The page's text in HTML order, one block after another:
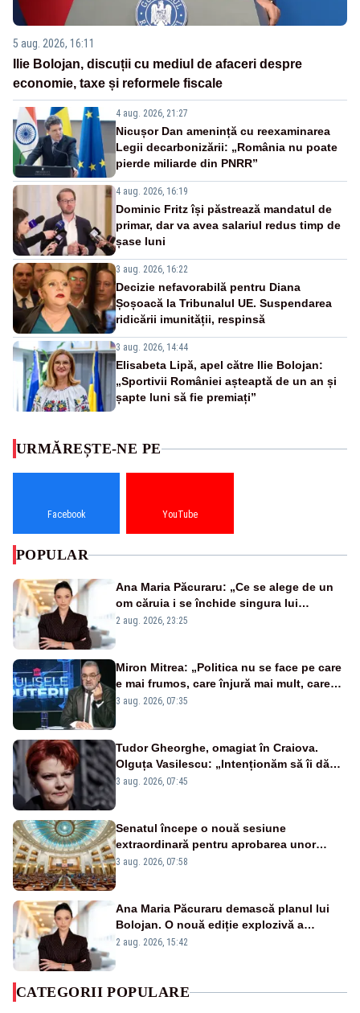
5 aug. 2026, 16:11
Ilie Bolojan, discuții cu mediul de afaceri despre
economie, taxe și reformele fiscale
4 aug. 2026, 21:27
Nicușor Dan amenință cu reexaminarea
Legii decarbonizării: „România nu poate
pierde miliarde din PNRR”
4 aug. 2026, 16:19
Dominic Fritz își păstrează mandatul de
primar, dar va avea salariul redus timp de
șase luni
3 aug. 2026, 16:22
Decizie nefavorabilă pentru Diana
Șoșoacă la Tribunalul UE. Suspendarea
ridicării imunității, respinsă
3 aug. 2026, 14:44
Elisabeta Lipă, apel către Ilie Bolojan:
„Sportivii României așteaptă de un an și
șapte luni să fie premiați”
URMĂREȘTE-NE PE
Facebook YouTube
POPULAR
Ana Maria Păcuraru: „Ce se alege de un
om căruia i se închide singura lui
portiță?”
2 aug. 2026, 23:25
Miron Mitrea: „Politica nu se face pe care
e mai frumos, care înjură mai mult, care
țipă mai tare, ci pe proiecte”
3 aug. 2026, 07:35
Tudor Gheorghe, omagiat în Craiova.
Olguța Vasilescu: „Intenționăm să îi dăm
numele lui”
3 aug. 2026, 07:45
Senatul începe o nouă sesiune
extraordinară pentru aprobarea unor
jaloane din PNRR
3 aug. 2026, 07:58
Ana Maria Păcuraru demască planul lui
Bolojan. O nouă ediție explozivă a
emisiunii „Miza Zilei” la Realitatea PLUS
2 aug. 2026, 15:42
CATEGORII POPULARE